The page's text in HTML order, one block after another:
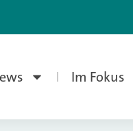
Im Fokus